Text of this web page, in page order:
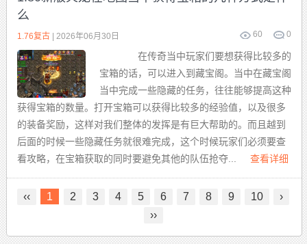
么
60 0
1.76复古| 2026年06月30日
在传奇当中玩家们要想获得比较多的
宝箱的话，可以进入到藏宝阁。当中在藏宝阁
当中完成一些隐藏的任务，往往能够提高这种
获得宝箱的数量。打开宝箱可以获得比较多的经验值，以及很多
的装备奖励，这样对我们整体的发挥是有巨大帮助的。而且越到
后面的时候一些隐藏任务就很难完成，这个时候玩家们必须要查
看攻略，在宝箱获取的同时要避免其他的队伍抢夺...
查看详细
‹‹ 1 2 3 4 5 6 7 8 9 10
›
››